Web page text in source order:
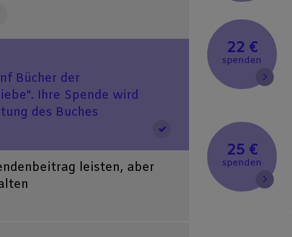
Bücher der
Ihre Spende wird
des Buches
leisten, aber
22 €
spenden
25 €
spenden